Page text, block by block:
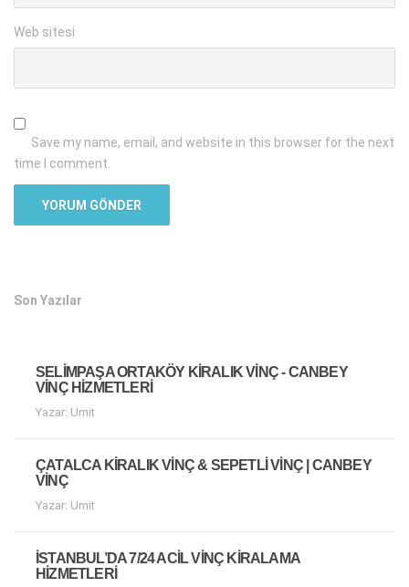
Web sitesi
Save my name, email, and website in this browser for the next
time I comment.
Son Yazılar
SELIMPAŞA ORTAKÖY KIRALIK VINÇ - CANBEY
VINÇ HIZMETLERI
Yazar: Umit
ÇATALCA KIRALIK VINÇ & SEPETLI VINÇ | CANBEY
VINÇ
Yazar: Umit
İSTANBUL’DA 7/24 ACIL VINÇ KIRALAMA
HIZMETLERI